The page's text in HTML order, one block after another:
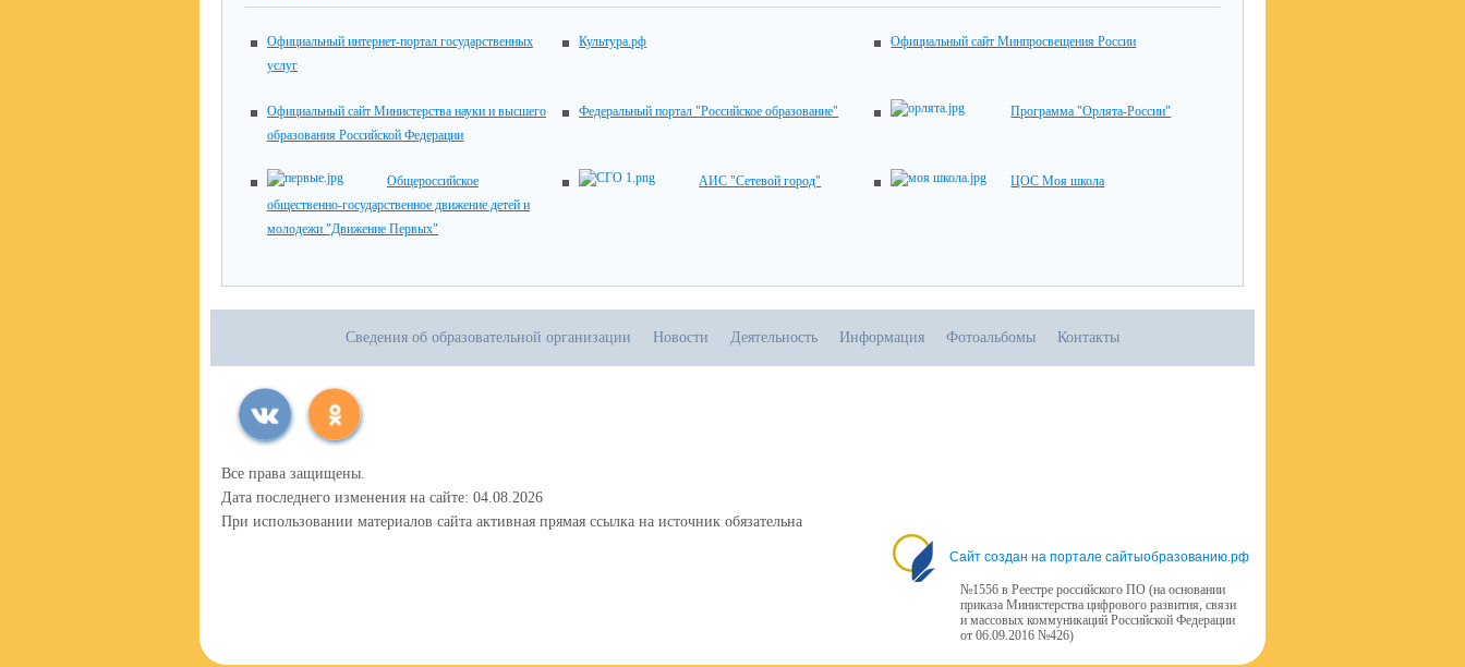
Официальный интернет-портал государственных
услуг
Культура.рф Официальный сайт Минпросвещения России
Официальный сайт Министерства науки и высшего
образования Российской Федерации
Федеральный портал "Российское образование" Программа "Орлята-России"
Общероссийское
общественно-государственное движение детей и
молодежи "Движение Первых"
АИС "Сетевой город" ЦОС Моя школа
Сведения об образовательной организации Новости Деятельность Информация Фотоальбомы Контакты
Все права защищены.
Дата последнего изменения на сайте: 04.08.2026
При использовании материалов сайта активная прямая ссылка на источник обязательна
Сайт создан на портале сайтыобразованию.рф
№1556 в Реестре российского ПО (на основании
приказа Министерства цифрового развития, связи
и массовых коммуникаций Российской Федерации
от 06.09.2016 №426)